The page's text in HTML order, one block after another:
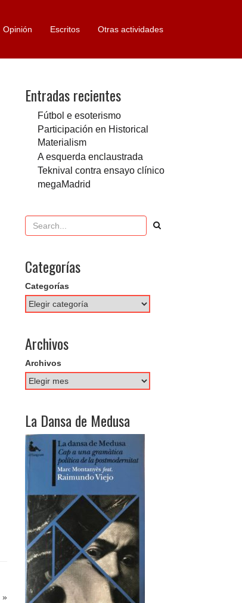
Opinión Escritos Otras actividades
»
Entradas recientes
Fútbol e esoterismo
Participación en Historical
Materialism
A esquerda enclaustrada
Teknival contra ensayo clínico
megaMadrid
Categorías
Categorías
Archivos
Archivos
La Dansa de Medusa